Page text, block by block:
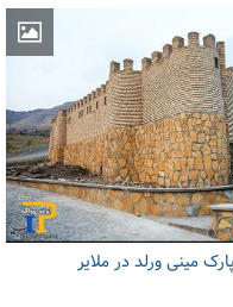
مینی ورلد در ملایر